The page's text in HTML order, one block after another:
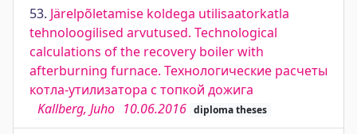
53. Järelpõletamise koldega utilisaatorkatla
tehnoloogilised arvutused. Technological
calculations of the recovery boiler with
afterburning furnace. Технологические расчеты
котла-утилизатора с топкой дожига
Kallberg, Juho 10.06.2016 diploma theses